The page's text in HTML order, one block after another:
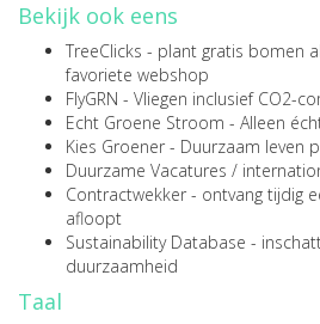
Bekijk ook eens
TreeClicks - plant gratis bomen
favoriete webshop
FlyGRN - Vliegen inclusief CO2-
Echt Groene Stroom - Alleen
Kies Groener - Duurzaam leven
Duurzame Vacatures /
Contractwekker - ontvang tijdig
afloopt
Sustainability Database -
duurzaamheid
Taal